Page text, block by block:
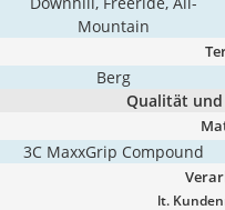
Mountain
Berg
Qualität
3C MaxxGrip Compound
lt.